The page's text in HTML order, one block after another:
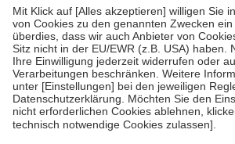
Verordnung.
Um das Engagement der Versicherten für ihre
stärken und die besondere Stellung der
fallenkeine Zuzahlungenan bei:
• Kindern und Jugendlichen bis zum
mit Ausnahme der Fahrkosten
• Untersuchungen zur Vorsorge und
GKV getragen werden